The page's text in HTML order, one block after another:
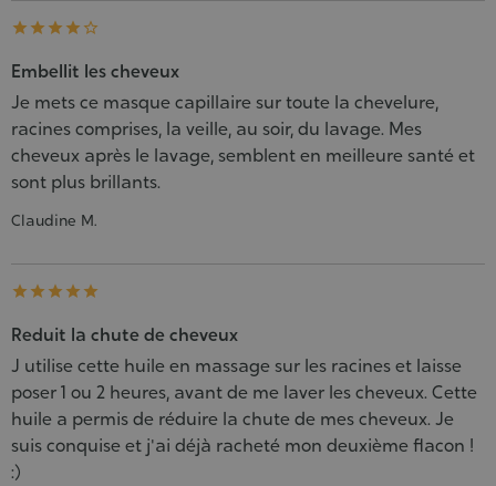
    
Embellit les cheveux
Je mets ce masque capillaire sur toute la chevelure,
racines comprises, la veille, au soir, du lavage. Mes
cheveux après le lavage, semblent en meilleure santé et
sont plus brillants.
Claudine M.
    
Reduit la chute de cheveux
J utilise cette huile en massage sur les racines et laisse
poser 1 ou 2 heures, avant de me laver les cheveux. Cette
huile a permis de réduire la chute de mes cheveux. Je
suis conquise et j'ai déjà racheté mon deuxième flacon !
:)